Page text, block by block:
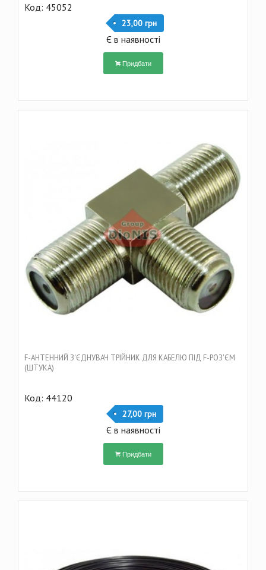
Код: 45052
23,00 грн
Є в наявності
Придбати
F-АНТЕННИЙ З'ЄДНУВАЧ ТРІЙНИК ДЛЯ КАБЕЛЮ ПІД F-РОЗ'ЄМ
(ШТУКА)
Код: 44120
27,00 грн
Є в наявності
Придбати